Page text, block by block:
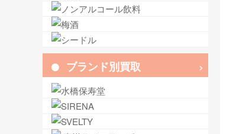
ブランド別買取